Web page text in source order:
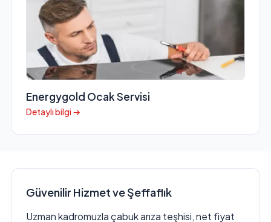
Energygold Ocak Servisi
Detaylı bilgi →
Güvenilir Hizmet ve Şeffaflık
Uzman kadromuzla çabuk arıza teşhisi, net fiyat